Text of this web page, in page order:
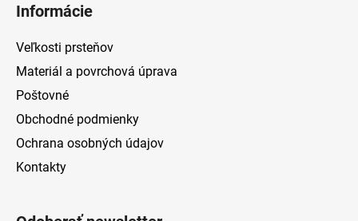
Informácie
Veľkosti prsteňov
Materiál a povrchová úprava
Poštovné
Obchodné podmienky
Ochrana osobných údajov
Kontakty